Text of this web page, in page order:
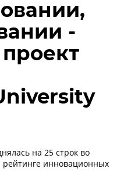
-
на 25 строк во
инновационных